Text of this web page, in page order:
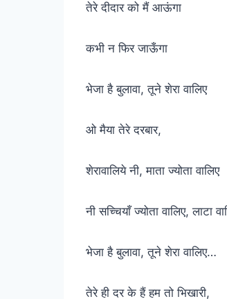
तेरे दीदार को मैं आऊंगा
कभी न फिर जाऊँगा
भेजा है बुलावा, तूने शेरा वालिए
ओ मैया तेरे दरबार,
शेरावालिये नी, माता ज्योता वालिए
नी सच्चियाँ ज्योता वालिए, लाटा
भेजा है बुलावा, तूने शेरा वालिए…
तेरे ही दर के हैं हम तो भिखारी,